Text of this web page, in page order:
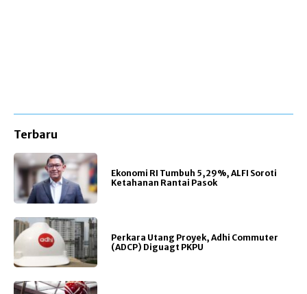
Terbaru
Ekonomi RI Tumbuh 5,29%, ALFI Soroti
Ketahanan Rantai Pasok
Perkara Utang Proyek, Adhi Commuter
(ADCP) Diguagt PKPU